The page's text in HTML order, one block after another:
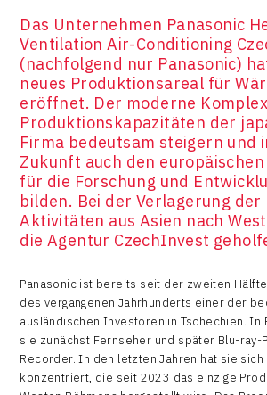
Das Unternehmen Panasonic
Ventilation Air-Conditioning
(nachfolgend nur Panasonic)
neues Produktionsareal für
eröffnet. Der moderne
Produktionskapazitäten der
Firma bedeutsam steigern und
Zukunft auch den
für die Forschung und
bilden. Bei der Verlagerung der
Aktivitäten aus Asien nach
die Agentur CzechInvest
Panasonic ist bereits seit der zweiten
des vergangenen Jahrhunderts einer der
ausländischen Investoren in Tschechien. In
sie zunächst Fernseher und später Blu-ray-
Recorder. In den letzten Jahren hat sie sich
konzentriert, die seit 2023 das einzige